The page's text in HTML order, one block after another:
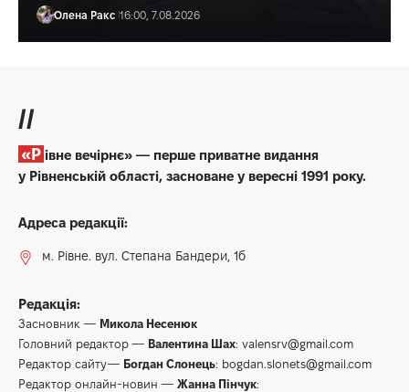
Олена Ракс 16:00, 7.08.2026
//
«Рівне вечірнє» — перше приватне видання
у Рівненській області, засноване у вересні 1991 року.
Адреса редакції:
м. Рівне. вул. Степана Бандери, 1б
Редакція:
Засновник — Микола Несенюк
Головний редактор — Валентина Шах: valensrv@gmail.com
Редактор сайту— Богдан Слонець: bogdan.slonets@gmail.com
Редактор онлайн-новин — Жанна Пінчук: